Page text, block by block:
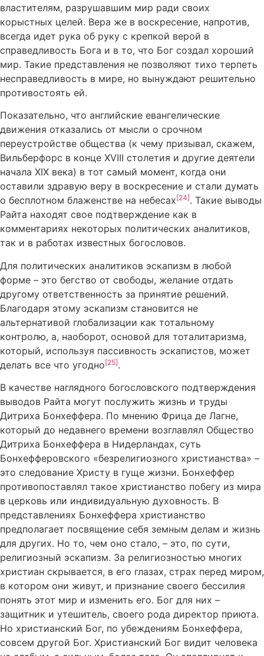
властителям, разрушавшим мир ради своих
корыстных целей. Вера же в воскресение, напротив,
всегда идет рука об руку с крепкой верой в
справедливость Бога и в то, что Бог создал хороший
мир. Такие представления не позволяют тихо терпеть
несправедливость в мире, но вынуждают решительно
противостоять ей.
Показательно, что английские евангелические
движения отказались от мысли о срочном
переустройстве общества (к чему призывал, скажем,
Вильберфорс в конце XVIII столетия и другие деятели
начала XIX века) в тот самый момент, когда они
оставили здравую веру в воскресение и стали думать
о бесплотном блаженстве на небесах[24]. Такие выводы
Райта находят свое подтверждение как в
комментариях некоторых политических аналитиков,
так и в работах известных богословов.
Для политических аналитиков эскапизм в любой
форме – это бегство от свободы, желание отдать
другому ответственность за принятие решений.
Благодаря этому эскапизм становится не
альтернативой глобализации как тотальному
контролю, а, наоборот, основой для тоталитаризма,
который, используя пассивность эскапистов, может
делать все что угодно[25].
В качестве наглядного богословского подтверждения
выводов Райта могут послужить жизнь и труды
Дитриха Бонхеффера. По мнению Фрица де Лагне,
который до недавнего времени возглавлял Общество
Дитриха Бонхеффера в Нидерландах, суть
Бонхефферовского «безрелигиозного христианства» –
это следование Христу в гуще жизни. Бонхеффер
противопоставлял такое христианство побегу из мира
в церковь или индивидуальную духовность. В
представлениях Бонхеффера христианство
предполагает посвящение себя земным делам и жизнь
для других. Но то, чем оно стало, – это, по сути,
религиозный эскапизм. За религиозностью многих
христиан скрывается, в его глазах, страх перед миром,
в котором они живут, и признание своего бессилия
понять этот мир и изменить его. Бог для них –
защитник и утешитель, своего рода директор приюта.
Но христианский Бог, по убеждениям Бонхеффера,
совсем другой Бог. Христианский Бог видит человека